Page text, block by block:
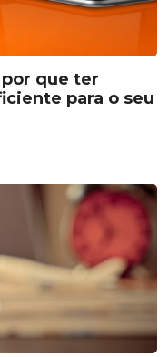
que ter
para o seu